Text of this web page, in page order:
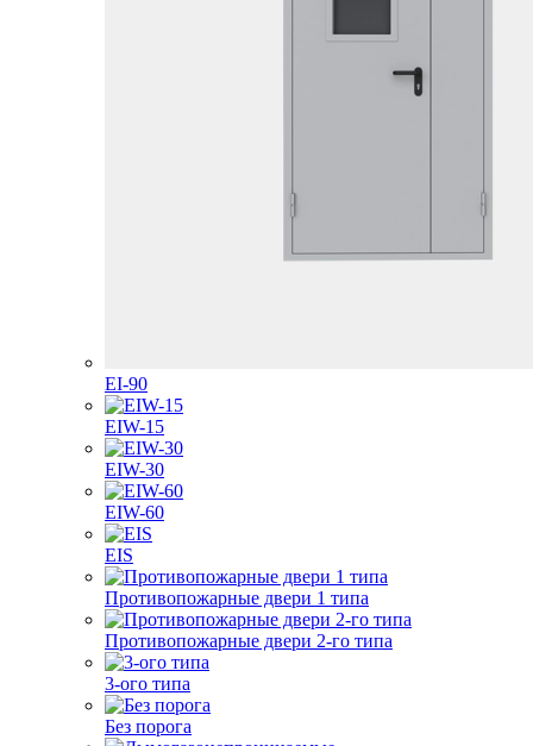
EI-90
EIW-15
EIW-30
EIW-60
EIS
Противопожарные двери 1 типа
Противопожарные двери 2-го типа
3-ого типа
Без порога